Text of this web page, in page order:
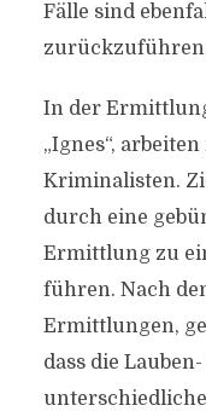
Fälle sind
In der
„Ignes“,
Kriminalisten.
durch eine
Ermittlung zu
führen. Nach
Ermittlungen,
dass die